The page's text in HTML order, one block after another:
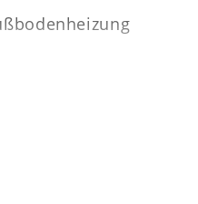
der Flachdüse